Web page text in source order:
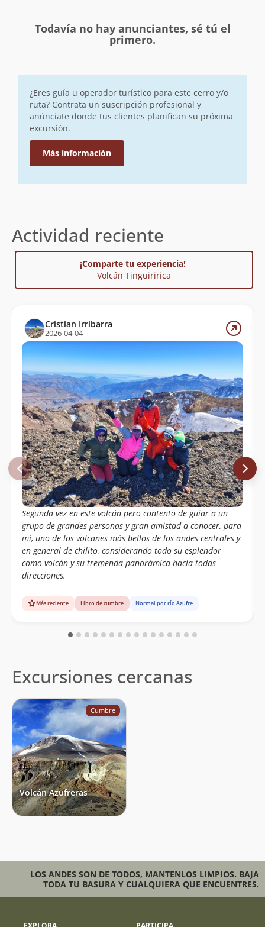
Todavía no hay anunciantes, sé tú el
primero.
¿Eres guía u operador turístico para este cerro y/o
ruta? Contrata un suscripción profesional y
anúnciate donde tus clientes planifican su próxima
excursión.
Más información
Actividad reciente
¡Comparte tu experiencia!
Volcán Tinguiririca
Cristian Irribarra
2026-04-04
Segunda vez en este volcán pero contento de guiar a un
grupo de grandes personas y gran amistad a conocer, para
mí, uno de los volcanes más bellos de los andes centrales y
en general de chilito, considerando todo su esplendor
como volcán y su tremenda panorámica hacia todas
direcciones.
Más reciente Libro de cumbre Normal por río Azufre
Excursiones cercanas
Cumbre
Volcán Azufreras
LOS ANDES SON DE TODOS, MANTENLOS LIMPIOS. BAJA
TODA TU BASURA Y CUALQUIERA QUE ENCUENTRES.